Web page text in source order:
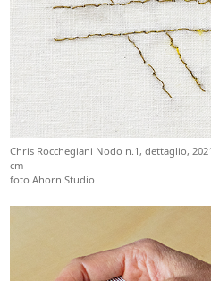
Chris Rocchegiani Nodo n.1, dettaglio,
cm
foto Ahorn Studio